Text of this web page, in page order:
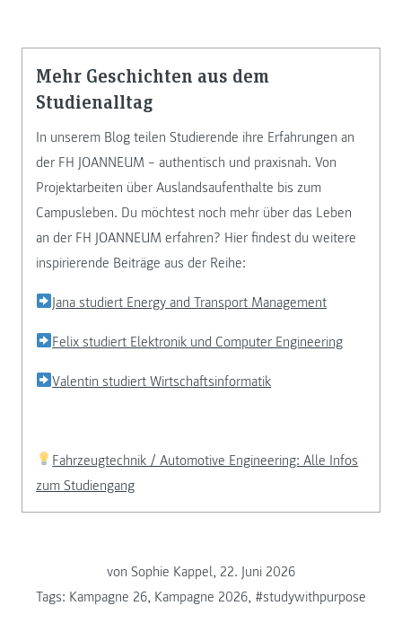
Mehr Geschichten aus dem
Studienalltag
In unserem Blog teilen Studierende ihre Erfahrungen an
der FH JOANNEUM – authentisch und praxisnah. Von
Projektarbeiten über Auslandsaufenthalte bis zum
Campusleben. Du möchtest noch mehr über das Leben
an der FH JOANNEUM erfahren? Hier findest du weitere
inspirierende Beiträge aus der Reihe:
Jana studiert Energy and Transport Management
Felix studiert Elektronik und Computer Engineering
Valentin studiert Wirtschaftsinformatik
Fahrzeugtechnik / Automotive Engineering: Alle Infos
zum Studiengang
von Sophie Kappel, 22. Juni 2026
Tags: Kampagne 26, Kampagne 2026, #studywithpurpose